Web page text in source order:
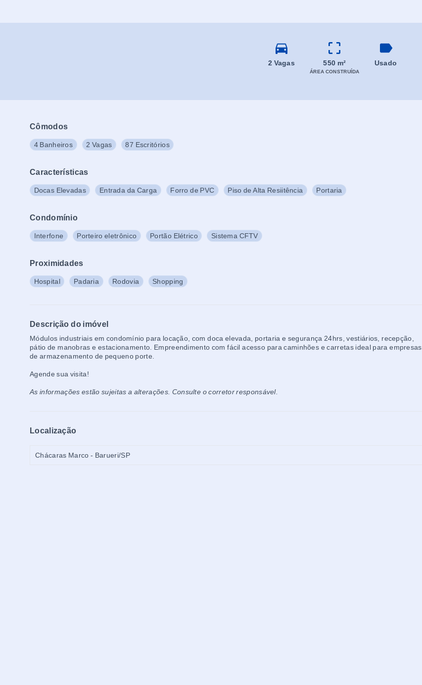
2 Vagas 550 m²
ÁREA CONSTRUÍDA
Usado
Cômodos
4 Banheiros 2 Vagas 87 Escritórios
Características
Docas Elevadas Entrada da Carga Forro de PVC Piso de Alta Resiitência Portaria
Condomínio
Interfone Porteiro eletrônico Portão Elétrico Sistema CFTV
Proximidades
Hospital Padaria Rodovia Shopping
Descrição do imóvel
Módulos industriais em condomínio para locação, com doca elevada, portaria e segurança 24hrs, vestiários, recepção,
pátio de manobras e estacionamento. Empreendimento com fácil acesso para caminhões e carretas ideal para empresas
de armazenamento de pequeno porte.
Agende sua visita!
As informações estão sujeitas a alterações. Consulte o corretor responsável.
Localização
Chácaras Marco - Barueri/SP